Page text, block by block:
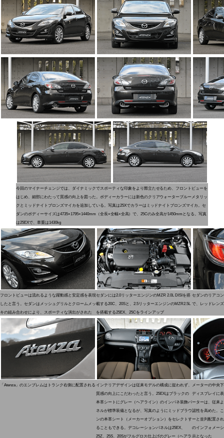
今回のマイナーチェンジでは、ダイナミックでスポーティな印象をより際立たせるため、フロントビューを
はじめ、細部にわたって質感の向上を図った。ボディーカラーには新色のクリアウォーターブルーメタリッ
クとミッドナイトブロンズマイカを追加している。写真は25Xでカラーはミッドナイトブロンズマイカ。セ
ダンのボディーサイズは4735×1795×1440mm（全長×全幅×全高）で、25Cのみ全高が1450mmとなる。写真
は25EXで、車重は1430kg
フロントビューは流れるような躍動感と安定感を表現
したと言う。セダンはメッシュグリルとクロームメッ
キの組み合わせにより、スポーティな演出がされた
セダンには2.0リッターエンジンのMZR 2.0L DISIを搭
載する20C、20Sと、2.5リッターエンジンのMZR2.5L
を搭載する25EX、25Cをラインアップ
セダンのリアコ
で、レッドレン
「Atenza」のエンブレムはトランク右側に配置される インテリアデザインは従来モデルの構成に捉われず、
質感の向上にこだわったと言う。25EXはブラックの
本革シートにグレー（ヘアライン）のインパネ装飾パ
ネルが標準装備となるが、写真のようにミッドブラウ
ンの本革シート（メーカーオプション）をセレクトす
ることもできる。デコレーションパネルは25EX、
25Z、25S、20Sがフルグロス仕上げのグレー（ヘアラ
メーターの中央
ディスプレイに
ーターは、従来
認性を高めた。
ーと並列配置さ
のインフォメー
示となった